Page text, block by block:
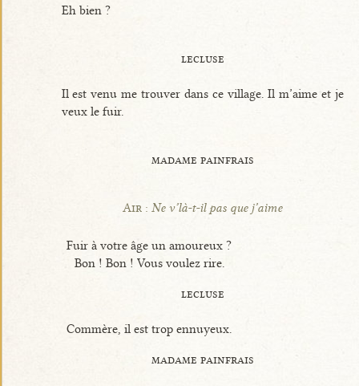
Eh bien ?
lecluse
Il est venu me trouver dans ce village. Il m’aime et je
veux le fuir.
madame painfrais
Air : Ne v’là-t-il pas que j’aime
Fuir à votre âge un amoureux ?
Bon ! Bon ! Vous voulez rire.
lecluse
Commère, il est trop ennuyeux.
madame painfrais